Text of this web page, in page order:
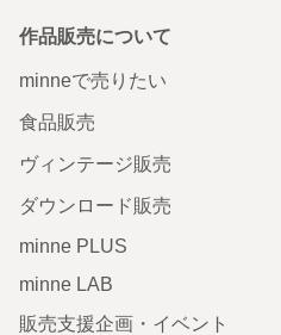
作品販売について
minneで売りたい
食品販売
ヴィンテージ販売
ダウンロード販売
minne PLUS
minne LAB
販売支援企画・イベント